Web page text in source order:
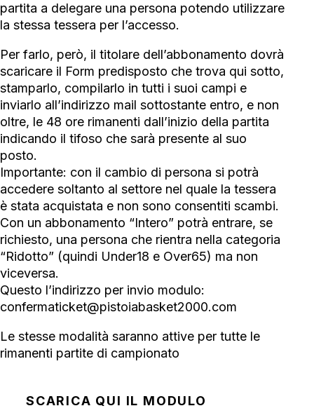
partita a delegare una persona potendo utilizzare
la stessa tessera per l’accesso.
Per farlo, però, il titolare dell’abbonamento dovrà
scaricare il Form predisposto che trova qui sotto,
stamparlo, compilarlo in tutti i suoi campi e
inviarlo all’indirizzo mail sottostante entro, e non
oltre, le 48 ore rimanenti dall’inizio della partita
indicando il tifoso che sarà presente al suo
posto.
Importante: con il cambio di persona si potrà
accedere soltanto al settore nel quale la tessera
è stata acquistata e non sono consentiti scambi.
Con un abbonamento “Intero” potrà entrare, se
richiesto, una persona che rientra nella categoria
“Ridotto” (quindi Under18 e Over65) ma non
viceversa.
Questo l’indirizzo per invio modulo:
confermaticket@pistoiabasket2000.com
Le stesse modalità saranno attive per tutte le
rimanenti partite di campionato
SCARICA QUI IL MODULO